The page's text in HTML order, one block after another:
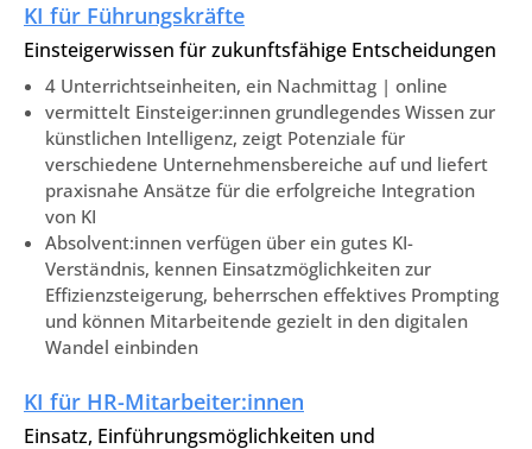
KI für Führungskräfte
Einsteigerwissen für zukunftsfähige Entscheidungen
4 Unterrichtseinheiten, ein Nachmittag | online
vermittelt Einsteiger:innen grundlegendes Wissen zur
künstlichen Intelligenz, zeigt Potenziale für
verschiedene Unternehmensbereiche auf und liefert
praxisnahe Ansätze für die erfolgreiche Integration
von KI
Absolvent:innen verfügen über ein gutes KI-
Verständnis, kennen Einsatzmöglichkeiten zur
Effizienzsteigerung, beherrschen effektives Prompting
und können Mitarbeitende gezielt in den digitalen
Wandel einbinden
KI für HR-Mitarbeiter:innen
Einsatz, Einführungsmöglichkeiten und